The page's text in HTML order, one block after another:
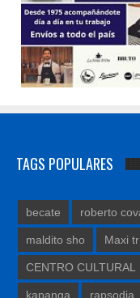
maldito sho Maxi tr
CENTRO CULTURAL
kapanga rapsodia